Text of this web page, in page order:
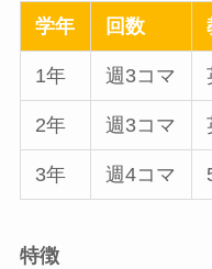
学年 回数
1年 週3コマ
2年 週3コマ
3年 週4コマ
特徴